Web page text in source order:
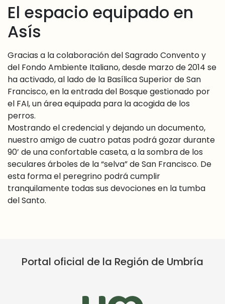
El espacio equipado en
Asís
Gracias a la colaboración del Sagrado Convento y
del Fondo Ambiente Italiano, desde marzo de 2014 se
ha activado, al lado de la Basílica Superior de San
Francisco, en la entrada del Bosque gestionado por
el FAI, un área equipada para la acogida de los
perros.
Mostrando el credencial y dejando un documento,
nuestro amigo de cuatro patas podrá gozar durante
90’ de una confortable caseta, a la sombra de los
seculares árboles de la “selva” de San Francisco. De
esta forma el peregrino podrá cumplir
tranquilamente todas sus devociones en la tumba
del Santo.
Portal oficial de la Región de Umbría